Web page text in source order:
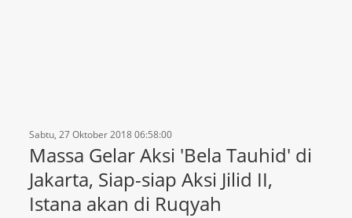
Sabtu, 27 Oktober 2018 06:58:00
Massa Gelar Aksi 'Bela Tauhid' di
Jakarta, Siap-siap Aksi Jilid II,
Istana akan di Ruqyah